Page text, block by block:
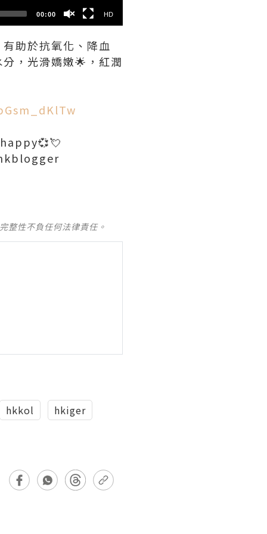
00:00 HD
助於抗氧化、降血
，光滑嬌嫩🌟，紅潤
整性不負任何法律責任。
hkkol hkiger